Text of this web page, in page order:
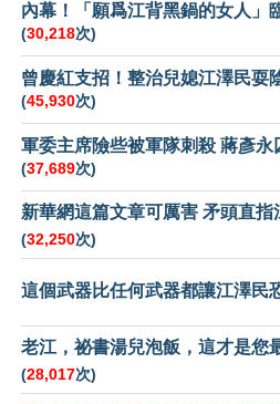
內幕！「願爲江背黑鍋的女人」
(30,218次)
曾慶紅支招！整治兒媳江澤民耍
(45,930次)
軍委主席險些被軍隊刺殺 蔣彥
(37,689次)
新華網這篇文章可厲害 矛頭直指
(32,250次)
這個武器比任何武器都讓江澤民
老江，祕書湯兒泡飯，這才是您
(28,017次)